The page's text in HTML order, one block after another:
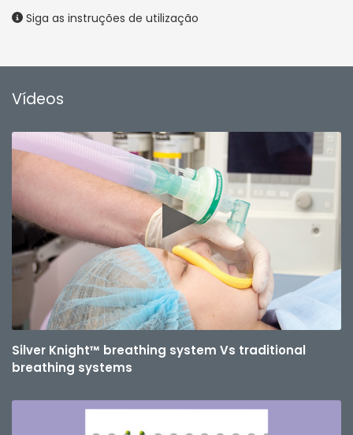
Siga as instruções de utilização
Vídeos
Silver Knight™ breathing system Vs traditional
breathing systems